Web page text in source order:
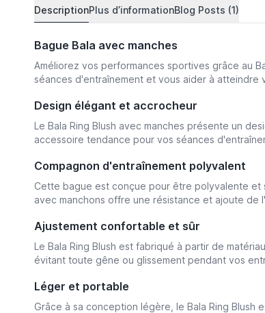
DescriptionPlus d’informationBlog Posts (1)
Bague Bala avec manches
Améliorez vos performances sportives grâce au
séances d'entraînement et vous aider à atteindre
Design élégant et accrocheur
Le Bala Ring Blush avec manches présente un
accessoire tendance pour vos séances
Compagnon d'entraînement polyvalent
Cette bague est conçue pour être polyvalente et
avec manchons offre une résistance et ajoute de
Ajustement confortable et sûr
Le Bala Ring Blush est fabriqué à partir de
évitant toute gêne ou glissement pendant vos
Léger et portable
Grâce à sa conception légère, le Bala Ring